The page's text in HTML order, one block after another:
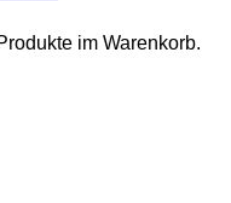
im Warenkorb.